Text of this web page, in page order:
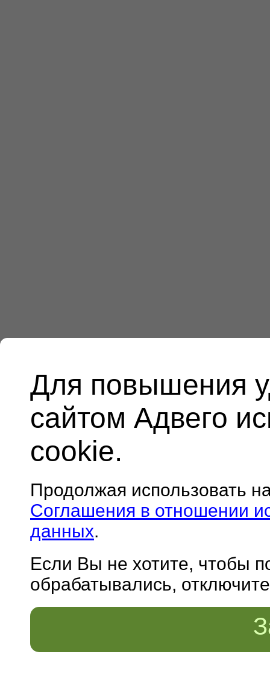
Для повышения
сайтом Адвего
cookie.
Продолжая использовать
Соглашения в отношении
данных.
Если Вы не хотите, чтобы
обрабатывались,